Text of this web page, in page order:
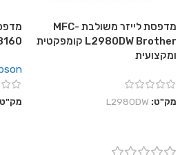
מדפסת לייזר משולבת MFC-
L2980DW Brother קומפקטית
ומקצועית
מק"ט: L2980DW